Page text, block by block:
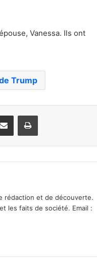
Vanessa. Ils ont
Trump
Partager par email Imprimer
rédaction et de découverte.
les faits de société. Email :